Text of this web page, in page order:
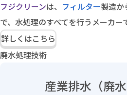
フジクリーンは、 フィルター製造か
で、水処理のすべてを行うメーカー
詳しくはこちら
廃水処理技術
産業排水（廃